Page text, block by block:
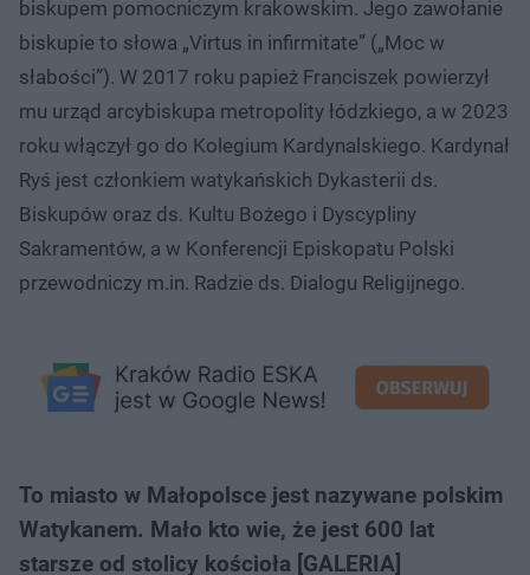
biskupem pomocniczym krakowskim. Jego zawołanie
biskupie to słowa „Virtus in infirmitate” („Moc w
słabości”). W 2017 roku papież Franciszek powierzył
mu urząd arcybiskupa metropolity łódzkiego, a w 2023
roku włączył go do Kolegium Kardynalskiego. Kardynał
Ryś jest członkiem watykańskich Dykasterii ds.
Biskupów oraz ds. Kultu Bożego i Dyscypliny
Sakramentów, a w Konferencji Episkopatu Polski
przewodniczy m.in. Radzie ds. Dialogu Religijnego.
To miasto w Małopolsce jest nazywane polskim
Watykanem. Mało kto wie, że jest 600 lat
starsze od stolicy kościoła [GALERIA]